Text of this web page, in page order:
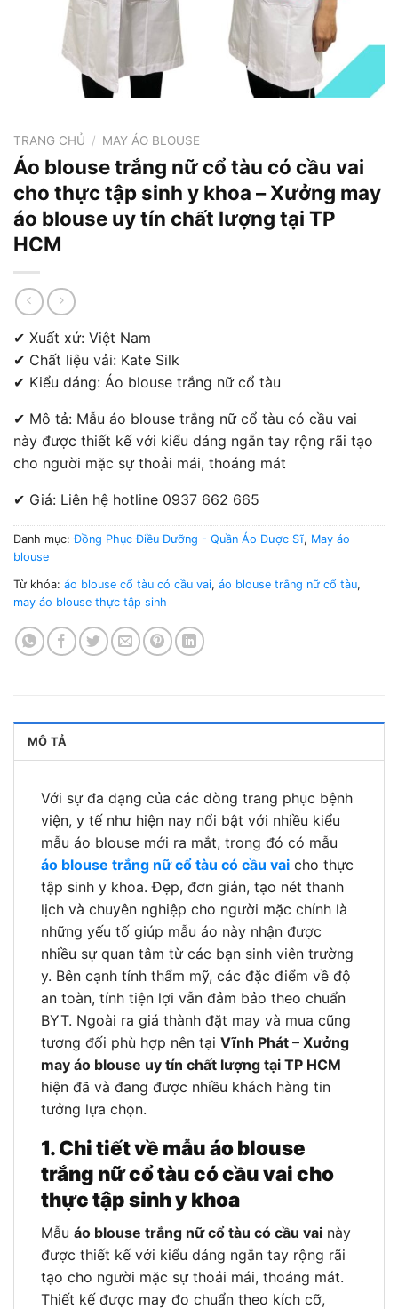
TRANG CHỦ / MAY ÁO BLOUSE
Áo blouse trắng nữ cổ tàu có cầu vai
cho thực tập sinh y khoa – Xưởng may
áo blouse uy tín chất lượng tại TP
HCM
✔ Xuất xứ: Việt Nam
✔ Chất liệu vải: Kate Silk
✔ Kiểu dáng: Áo blouse trắng nữ cổ tàu
✔ Mô tả: Mẫu áo blouse trắng nữ cổ tàu có cầu vai
này được thiết kế với kiểu dáng ngắn tay rộng rãi tạo
cho người mặc sự thoải mái, thoáng mát
✔ Giá: Liên hệ hotline 0937 662 665
Danh mục:Đồng Phục Điều Dưỡng - Quần Áo Dược Sĩ, May áo
blouse
Từ khóa: áo blouse cổ tàu có cầu vai, áo blouse trắng nữ cổ tàu,
may áo blouse thực tập sinh
MÔ TẢ
Với sự đa dạng của các dòng trang phục bệnh
viện, y tế như hiện nay nổi bật với nhiều kiểu
mẫu áo blouse mới ra mắt, trong đó có mẫu
áo blouse trắng nữ cổ tàu có cầu vai cho thực
tập sinh y khoa. Đẹp, đơn giản, tạo nét thanh
lịch và chuyên nghiệp cho người mặc chính là
những yếu tố giúp mẫu áo này nhận được
nhiều sự quan tâm từ các bạn sinh viên trường
y. Bên cạnh tính thẩm mỹ, các đặc điểm về độ
an toàn, tính tiện lợi vẫn đảm bảo theo chuẩn
BYT. Ngoài ra giá thành đặt may và mua cũng
tương đối phù hợp nên tại Vĩnh Phát – Xưởng
may áo blouse uy tín chất lượng tại TP HCM
hiện đã và đang được nhiều khách hàng tin
tưởng lựa chọn.
1. Chi tiết về mẫu áo blouse
trắng nữ cổ tàu có cầu vai cho
thực tập sinh y khoa
Mẫu áo blouse trắng nữ cổ tàu có cầu vai này
được thiết kế với kiểu dáng ngắn tay rộng rãi
tạo cho người mặc sự thoải mái, thoáng mát.
Thiết kế được may đo chuẩn theo kích cỡ,